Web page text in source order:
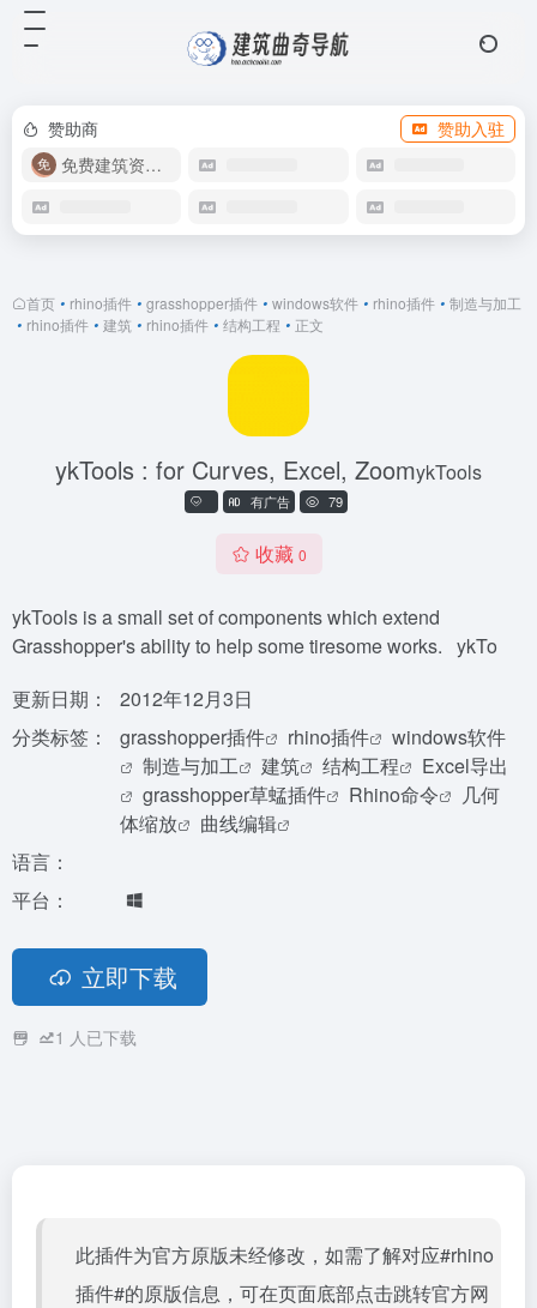
赞助商
赞助入驻
免费建筑资源库
首页 • rhino插件 • grasshopper插件 • windows软件 • rhino插件 • 制造与加工
• rhino插件 • 建筑 • rhino插件 • 结构工程 • 正文
ykTools : for Curves, Excel, ZoomykTools
有广告 79
收藏 0
ykTools is a small set of components which extend
Grasshopper's ability to help some tiresome works. ykTo
更新日期：
2012年12月3日
分类标签：
grasshopper插件 rhino插件
windows软件
制造与加工
建筑 结构工程
Excel导出
grasshopper草蜢插件
Rhino命令
几何
体缩放
曲线编辑
语言：
平台：
立即下载
1 人已下载
此插件为官方原版未经修改，如需了解对应#rhino
插件#的原版信息，可在页面底部点击跳转官方网